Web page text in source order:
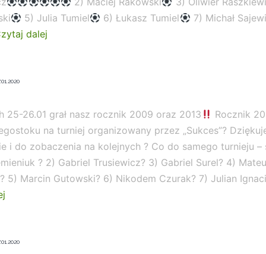
?
5) Julia Tumiel 6) Łukasz Tumiel
7) Michał
dalej
nami
nr
2
25-26.01 grał nasz rocznik 2009 oraz 2013
Rocznik
na turniej organizowany przez „Sukces”?
i do zobaczenia na kolejnych ? Co do samego turnieju –
? 2) Gabriel Trusiewicz? 3) Gabriel Surel? 4)
5) Marcin Gutowski? 6) Nikodem Czurak? 7) Julian
turnieje